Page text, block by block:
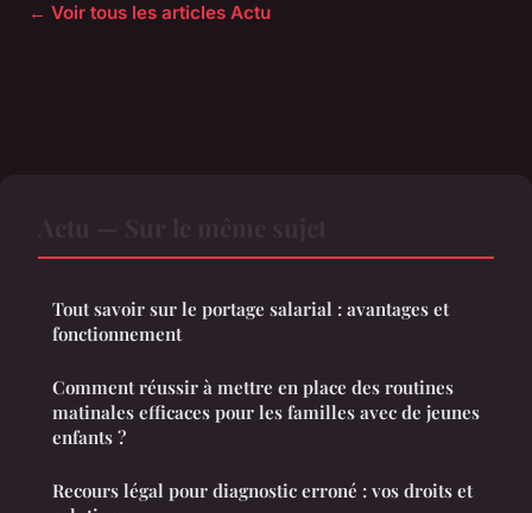
← Voir tous les articles Actu
Tout savoir sur le portage salarial : avantages et
fonctionnement
Comment réussir à mettre en place des routines
matinales efficaces pour les familles avec de jeunes
enfants ?
Recours légal pour diagnostic erroné : vos droits et